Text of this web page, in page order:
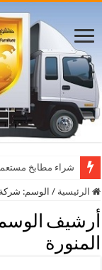
شراء مطابخ
أفضل مواقع
الرئيسية / الوسم: شركة
أرشيف
المنورة